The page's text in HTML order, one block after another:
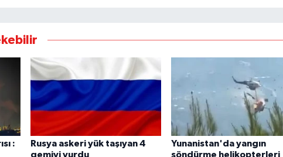
:
Rusya askeri yük taşıyan 4
gemiyi vurdu
Yunanistan'da yangın
söndürme helikopterleri